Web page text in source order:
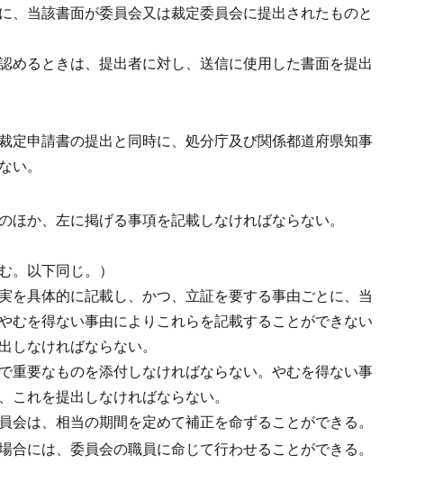
当該書面が委員会又は裁定委員会に提出されたものと
めるときは、提出者に対し、送信に使用した書面を提出
定申請書の提出と同時に、処分庁及び関係都道府県知事
。
ほか、左に掲げる事項を記載しなければならない。
以下同じ。）
を具体的に記載し、かつ、立証を要する事由ごとに、当
むを得ない事由によりこれらを記載することができない
なければならない。
要なものを添付しなければならない。 やむを得ない事
れを提出しなければならない。
は、相当の期間を定めて補正を命ずることができる。
には、委員会の職員に命じて行わせることができる。